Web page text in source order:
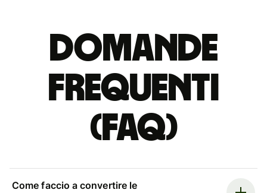
Domande
Frequenti
(FAQ)
Come faccio a convertire le